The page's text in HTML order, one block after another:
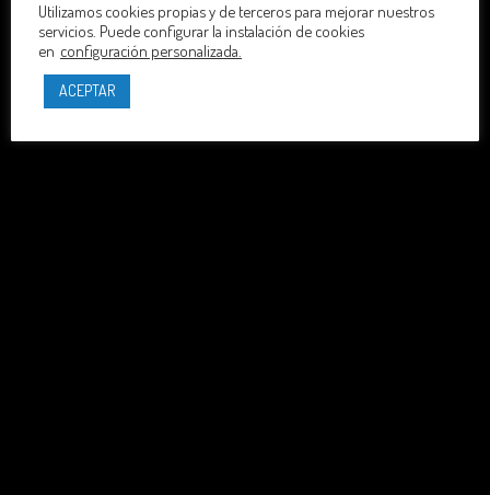
Utilizamos cookies propias y de terceros para mejorar nuestros
servicios. Puede configurar la instalación de cookies
en configuración personalizada.
ACEPTAR